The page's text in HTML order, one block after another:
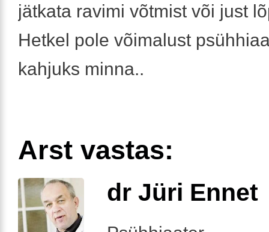
jätkata ravimi võtmist või just
Hetkel pole võimalust
kahjuks minna..
Arst vastas:
dr Jüri Ennet